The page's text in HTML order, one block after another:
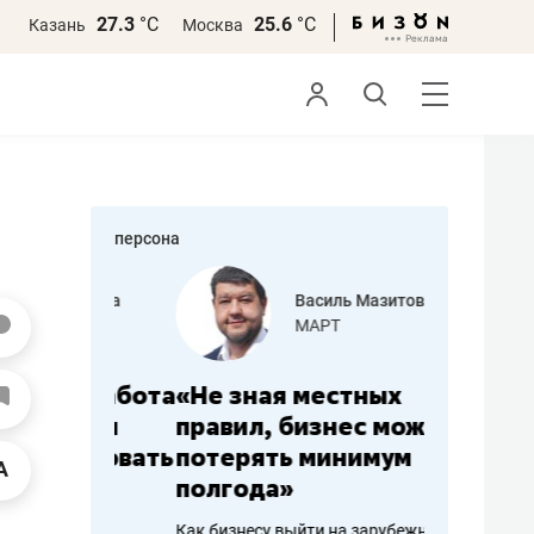
Казань 27.3 °С Москва 25.6 °С
персона
работа
Василь Мазитов
МАРТ
«Не зная местных
правил, бизнес может
потерять минимум
полгода»